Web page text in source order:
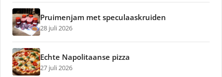
Pruimenjam met speculaaskruiden
28 juli 2026
Echte Napolitaanse pizza
27 juli 2026